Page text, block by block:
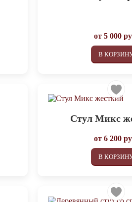
от5 000
В
Стул Микс
от6 200
В